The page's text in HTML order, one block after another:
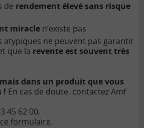
de rendement élevé sans risque
miracle n’existe pas
atypiques ne peuvent pas garantir
que la revente est souvent très
dans un produit que vous
! En cas de doute, contactez Amf
45 62 00,
formulaire.